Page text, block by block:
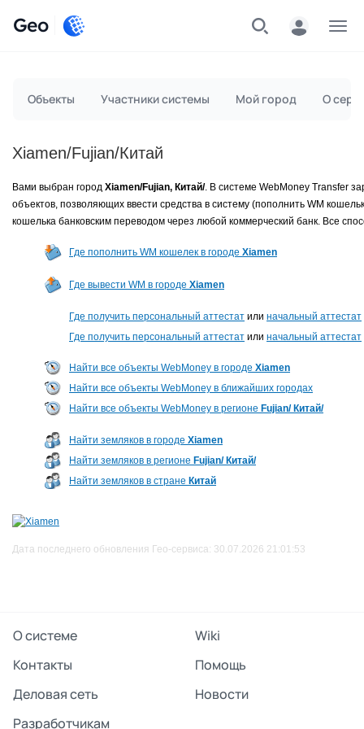
Geo
Объекты Участники системы Мой город О
Xiamen/Fujian/Китай
Вами выбран город Xiamen/Fujian, Китай/. В системе WebMoney Transfer
объектов, позволяющих ввести средства в систему (пополнить WM
кошелька банковским переводом через любой коммерческий банк. Все
Где пополнить WM кошелек в городе Xiamen
Где вывести WM в городе Xiamen
Где получить персональный аттестат или начальный аттестат
Где получить персональный аттестат или начальный аттестат
Найти все объекты WebMoney в городе Xiamen
Найти все объекты WebMoney в ближайших городах
Найти все объекты WebMoney в регионе Fujian/ Китай/
Найти земляков в городе Xiamen
Найти земляков в регионе Fujian/ Китай/
Найти земляков в стране Китай
Дата последнего обновления Гео-сервиса: 30.07.2026 21:01:53
О системе
Wiki
Контакты
Помощь
Деловая сеть
Новости
Разработчикам